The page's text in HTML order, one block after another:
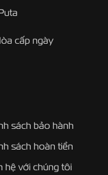
cấp ngày
sách bảo hành
sách hoàn tiền
hệ với chúng tôi